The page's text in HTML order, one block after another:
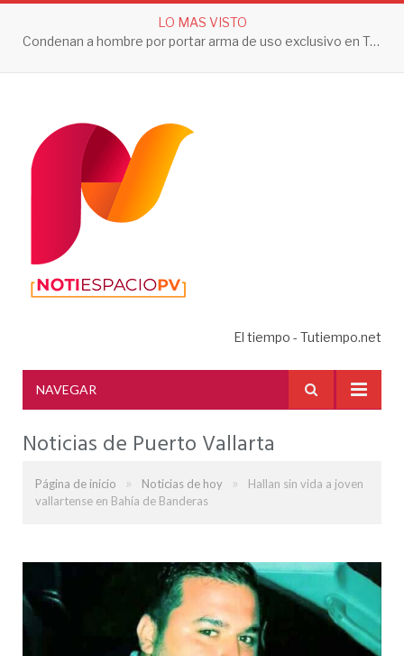
LO MAS VISTO
Condenan a hombre por portar arma de uso exclusivo en Tepic
El tiempo - Tutiempo.net
NAVEGAR
Noticias de Puerto Vallarta
Página de inicio » Noticias de hoy »
Hallan sin vida a joven
vallartense en Bahía de Banderas